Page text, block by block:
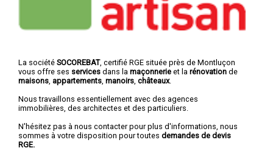
La société SOCOREBAT, certifié RGE située près de Montluçon
vous offre ses services dans la maçonnerie et la rénovation de
maisons, appartements, manoirs, châteaux.
Nous travaillons essentiellement avec des agences
immobilières, des architectes et des particuliers.
N'hésitez pas à nous contacter pour plus d'informations, nous
sommes à votre disposition pour toutes demandes de devis
RGE.